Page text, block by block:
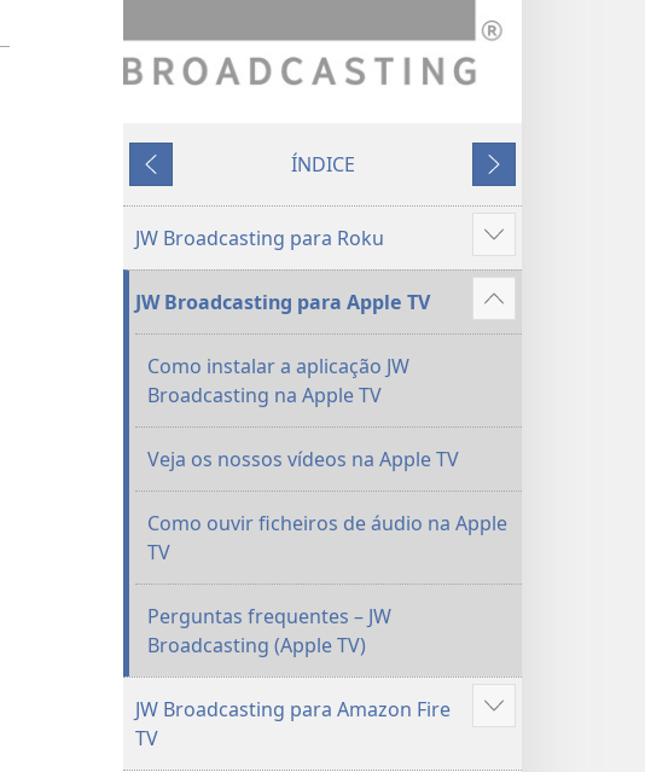
Anterior
ÍNDICE
Seguinte
JW Broadcasting para Roku
Mostrar
mais
JW Broadcasting para Apple TV
Mostrar
mais
Como instalar a aplicação JW
Broadcasting na Apple TV
Veja os nossos vídeos na Apple TV
Como ouvir ficheiros de áudio na Apple
TV
Perguntas frequentes – JW
Broadcasting (Apple TV)
JW Broadcasting para Amazon Fire
TV
Mostrar